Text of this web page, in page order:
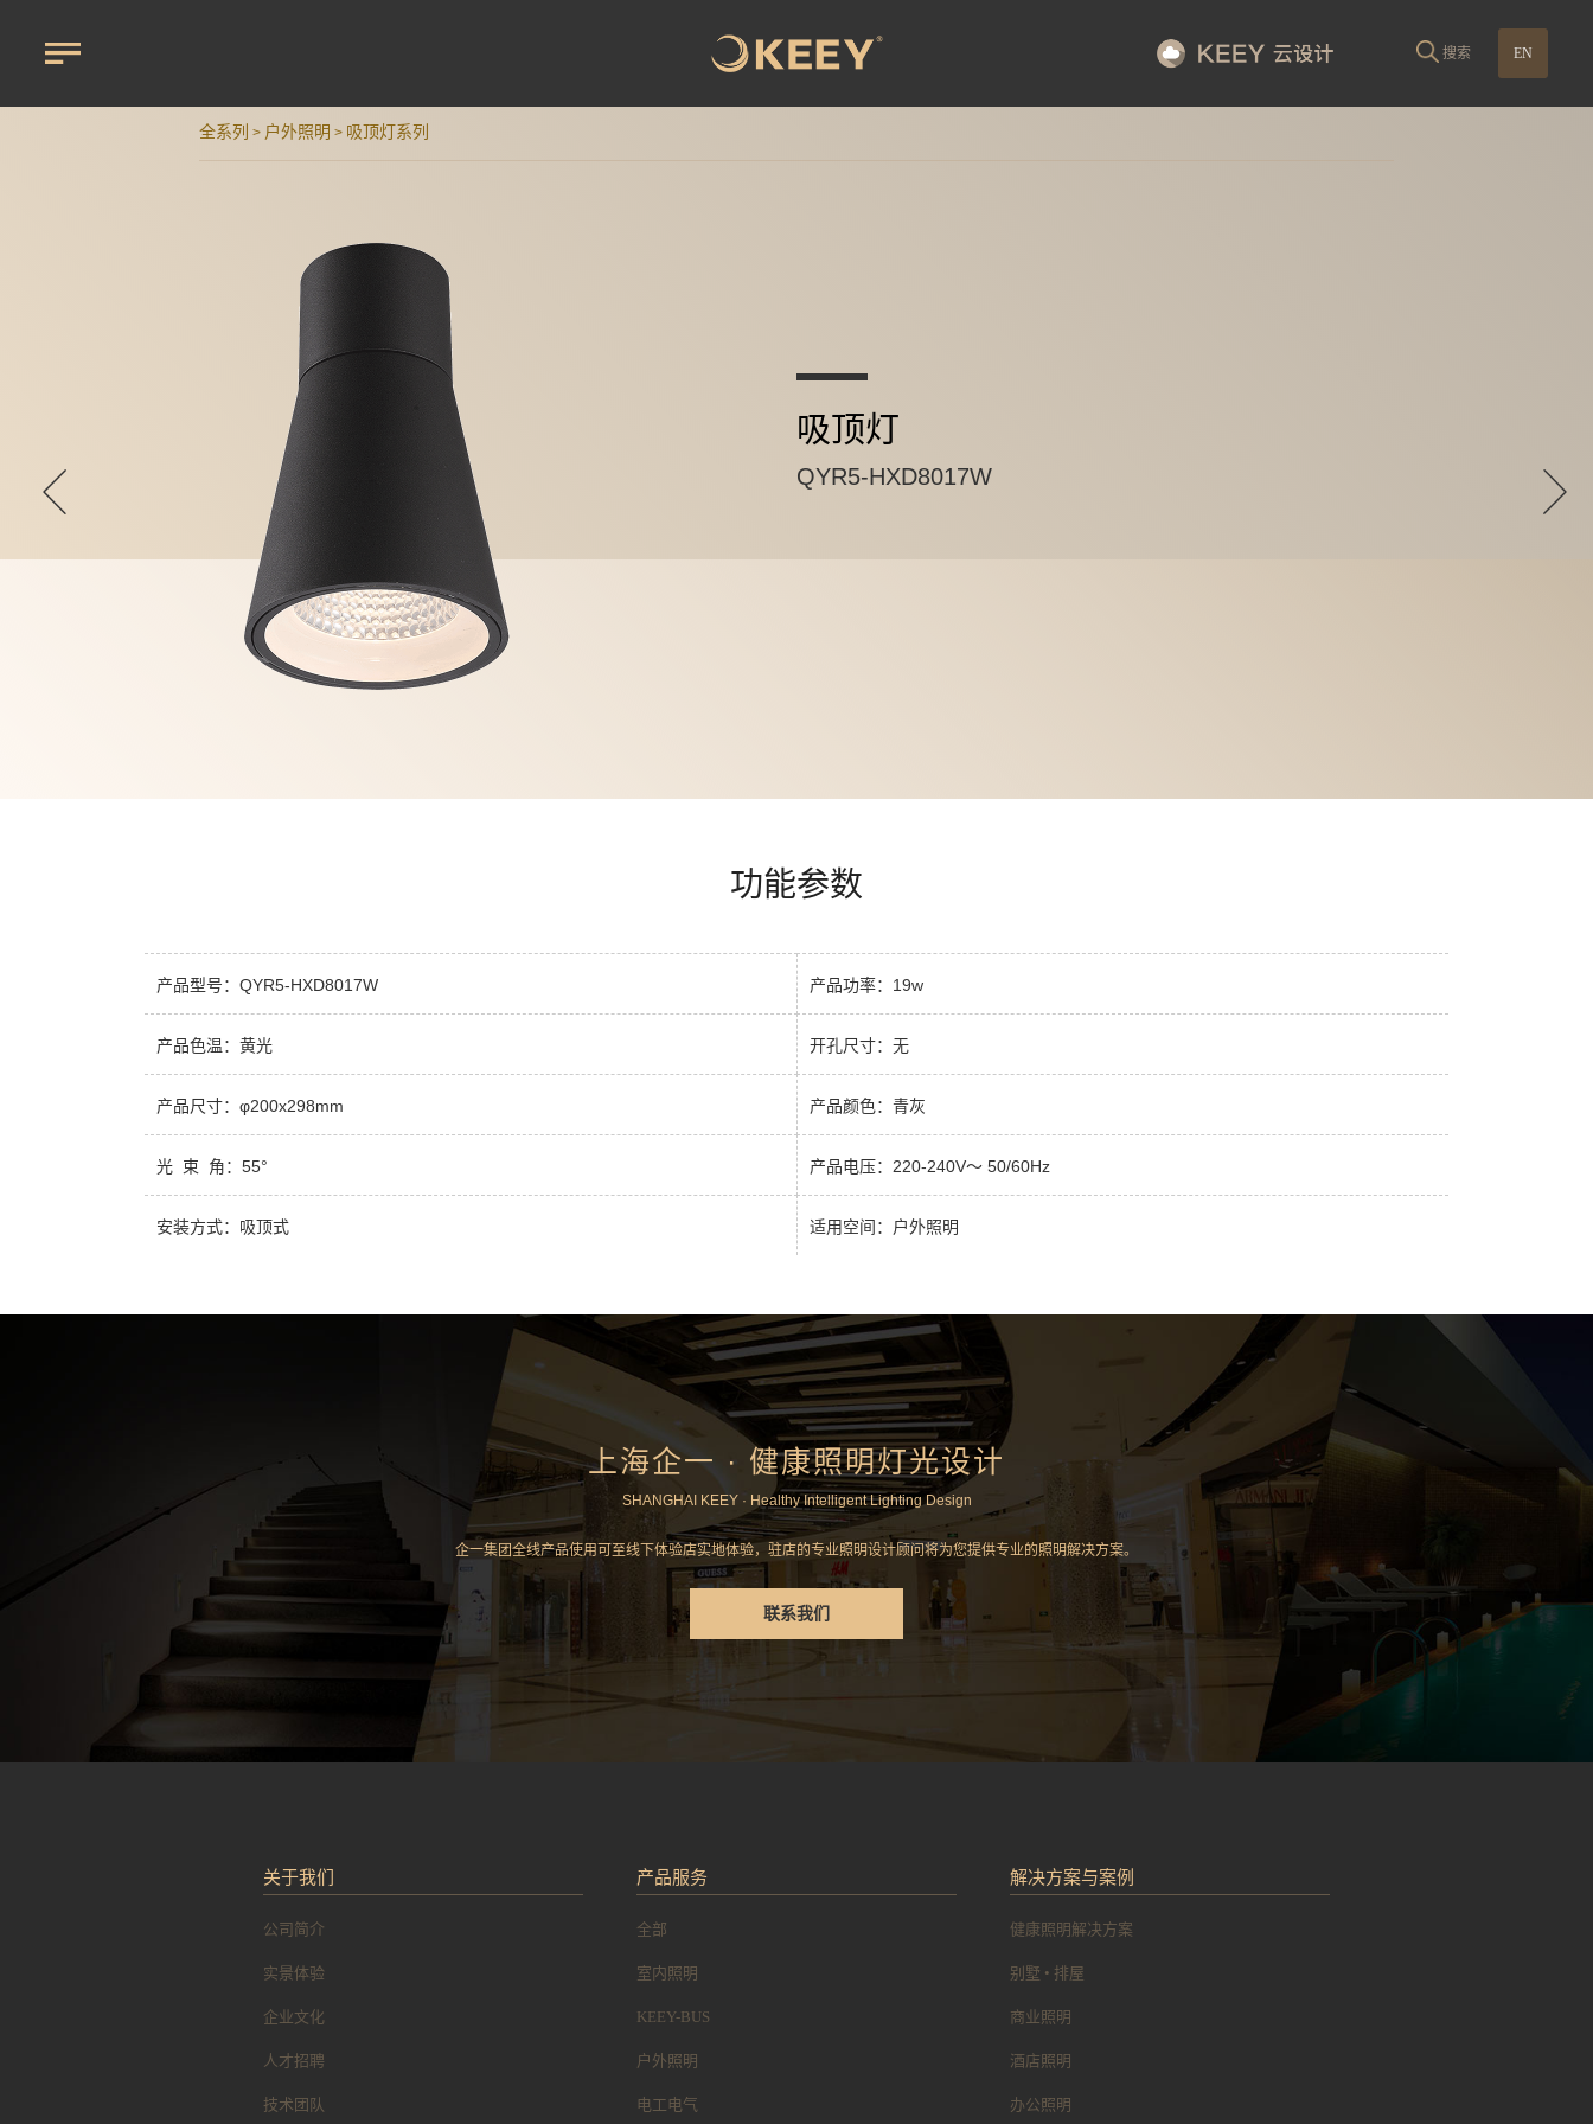
搜索 EN
全系列 > 户外照明 > 吸顶灯系列
吸顶灯
QYR5-HXD8017W
功能参数
产品型号：QYR5-HXD8017W 产品功率：19w
产品色温：黄光 开孔尺寸：无
产品尺寸：φ200x298mm 产品颜色：青灰
光 束 角：55° 产品电压：220-240V～ 50/60Hz
安装方式：吸顶式 适用空间：户外照明
上海企一 · 健康照明灯光设计
SHANGHAI KEEY · Healthy Intelligent Lighting Design
企一集团全线产品使用可至线下体验店实地体验，驻店的专业照明设计顾问将为您提供专业的照明解决方案。
联系我们
关于我们
公司简介
实景体验
企业文化
人才招聘
技术团队
产品服务
全部
室内照明
KEEY-BUS
户外照明
电工电气
解决方案与案例
健康照明解决方案
别墅 • 排屋
商业照明
酒店照明
办公照明